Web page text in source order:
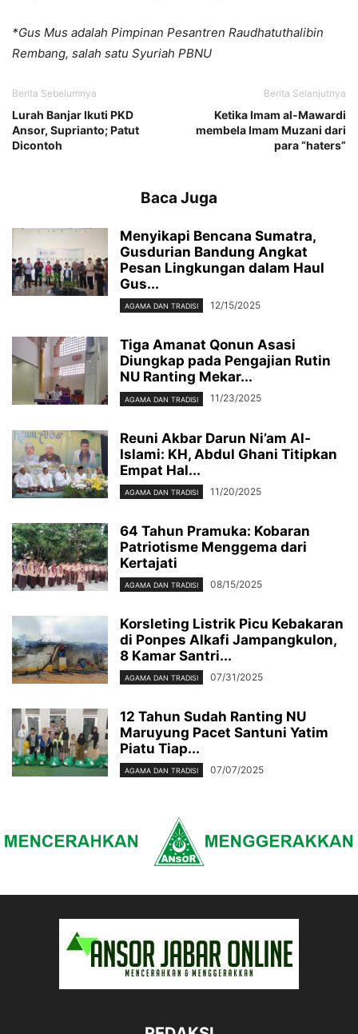
*Gus Mus adalah Pimpinan Pesantren Raudhatuthalibin
Rembang, salah satu Syuriah PBNU
Berita Sebelumnya
Lurah Banjar Ikuti PKD
Ansor, Suprianto; Patut
Dicontoh
Berita Selanjutnya
Ketika Imam al-Mawardi
membela Imam Muzani dari
para “haters”
Baca Juga
Menyikapi Bencana Sumatra,
Gusdurian Bandung Angkat
Pesan Lingkungan dalam Haul
Gus...
AGAMA DAN TRADISI 12/15/2025
Tiga Amanat Qonun Asasi
Diungkap pada Pengajian Rutin
NU Ranting Mekar...
AGAMA DAN TRADISI 11/23/2025
Reuni Akbar Darun Ni’am Al-
Islami: KH, Abdul Ghani Titipkan
Empat Hal...
AGAMA DAN TRADISI 11/20/2025
64 Tahun Pramuka: Kobaran
Patriotisme Menggema dari
Kertajati
AGAMA DAN TRADISI 08/15/2025
Korsleting Listrik Picu Kebakaran
di Ponpes Alkafi Jampangkulon,
8 Kamar Santri...
AGAMA DAN TRADISI 07/31/2025
12 Tahun Sudah Ranting NU
Maruyung Pacet Santuni Yatim
Piatu Tiap...
AGAMA DAN TRADISI 07/07/2025